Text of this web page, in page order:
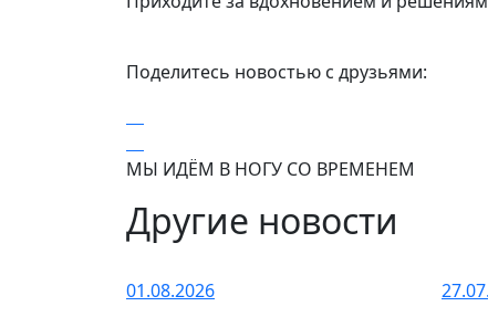
Поделитесь новостью с друзьями:
МЫ ИДЁМ В НОГУ СО ВРЕМЕНЕМ
Другие новости
01.08.2026